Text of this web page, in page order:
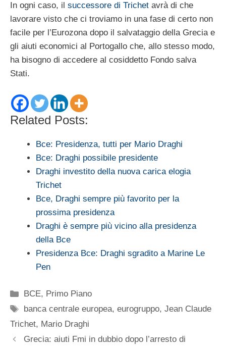
In ogni caso, il successore di Trichet avrà di che
lavorare visto che ci troviamo in una fase di certo non
facile per l’Eurozona dopo il salvataggio della Grecia e
gli aiuti economici al Portogallo che, allo stesso modo,
ha bisogno di accedere al cosiddetto Fondo salva
Stati.
Related Posts:
Bce: Presidenza, tutti per Mario Draghi
Bce: Draghi possibile presidente
Draghi investito della nuova carica elogia
Trichet
Bce, Draghi sempre più favorito per la
prossima presidenza
Draghi è sempre più vicino alla presidenza
della Bce
Presidenza Bce: Draghi sgradito a Marine Le
Pen
Categorie
BCE, Primo Piano
Tag
banca centrale europea,eurogruppo,Jean Claude
Trichet, Mario Draghi
Grecia: aiuti Fmi in dubbio dopo l’arresto di